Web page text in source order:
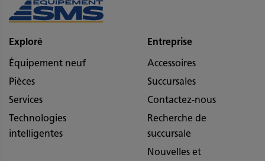
Exploré
Équipement neuf
Pièces
Services
Technologies
intelligentes
Entreprise
Accessoires
Succursales
Contactez-nous
Recherche de
succursale
Nouvelles et